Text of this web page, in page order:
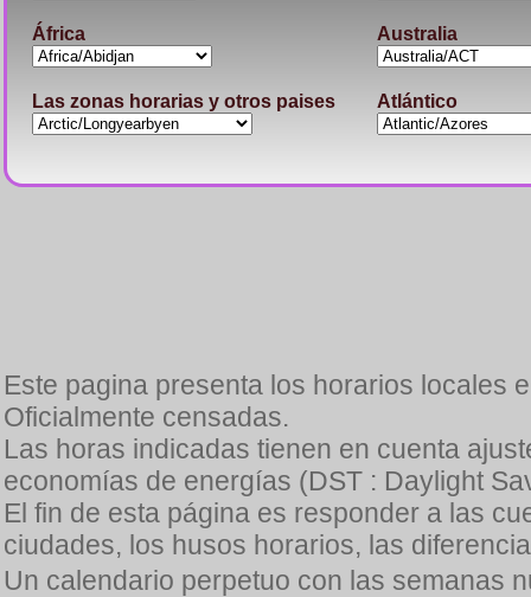
África Australia
Las zonas horarias y otros paises Atlántico
Este pagina presenta los horarios locales
Oficialmente censadas.
Las horas indicadas tienen en cuenta
economías de energías (DST : Daylight
El fin de esta página es responder a las
ciudades, los husos horarios, las
Un calendario perpetuo con las semanas